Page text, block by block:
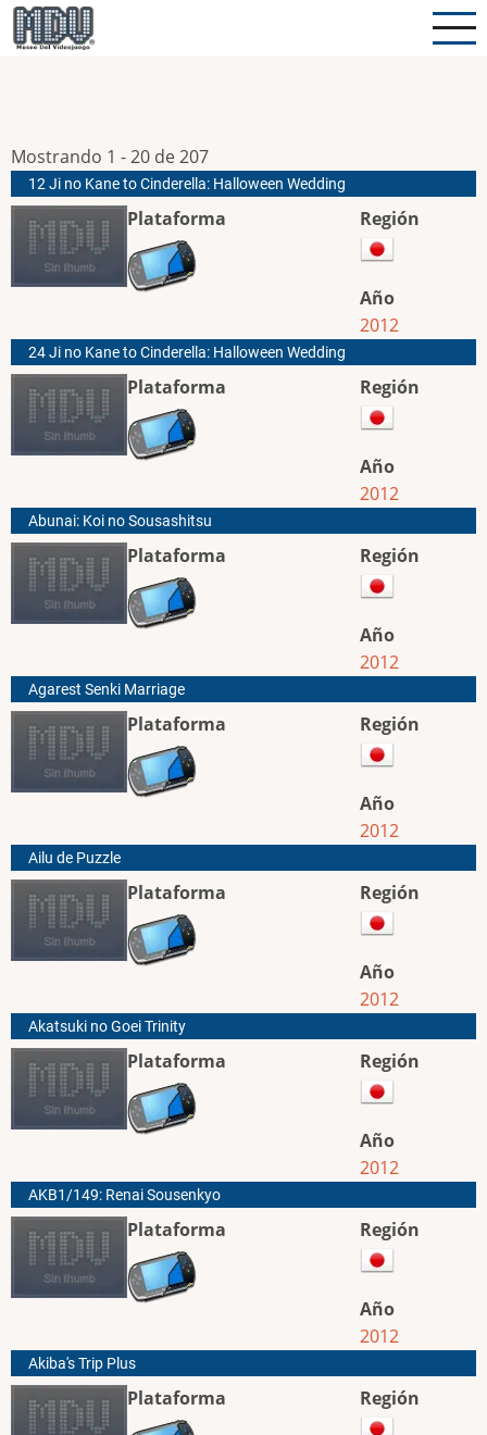
Pasar
al
Mostrando 1 - 20 de 207
12 Ji no Kane to Cinderella: Halloween Wedding
Plataforma Región
Año
2012
24 Ji no Kane to Cinderella: Halloween Wedding
Plataforma Región
Año
2012
Abunai: Koi no Sousashitsu
Plataforma Región
Año
2012
Agarest Senki Marriage
Plataforma Región
Año
2012
Ailu de Puzzle
Plataforma Región
Año
2012
Akatsuki no Goei Trinity
Plataforma Región
Año
2012
AKB1/149: Renai Sousenkyo
Plataforma Región
Año
2012
Akiba's Trip Plus
Plataforma Región